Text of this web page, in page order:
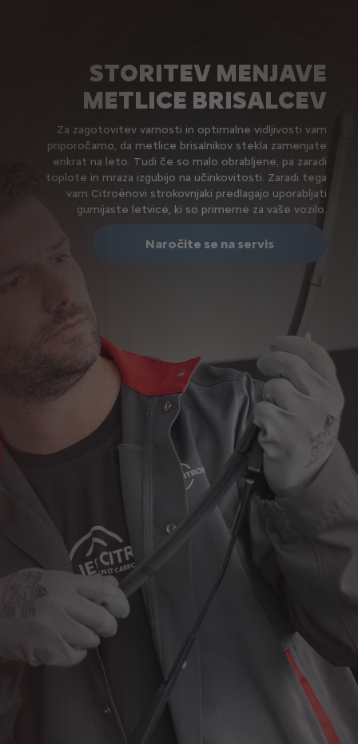
STORITEV MENJAVE
METLICE BRISALCEV
Za zagotovitev varnosti in optimalne vidljivosti vam
priporočamo, da metlice brisalnikov stekla zamenjate
enkrat na leto. Tudi če so malo obrabljene, pa zaradi
toplote in mraza izgubijo na učinkovitosti. Zaradi tega
vam Citroënovi strokovnjaki predlagajo uporabljati
gumijaste letvice, ki so primerne za vaše vozilo.
Naročite se na servis